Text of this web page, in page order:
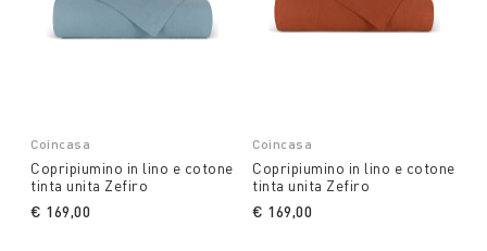
Coincasa
Copripiumino in lino e cotone
tinta unita Zefiro
€ 169,00
Coincasa
Copripiumino in lino e cotone
tinta unita Zefiro
€ 169,00